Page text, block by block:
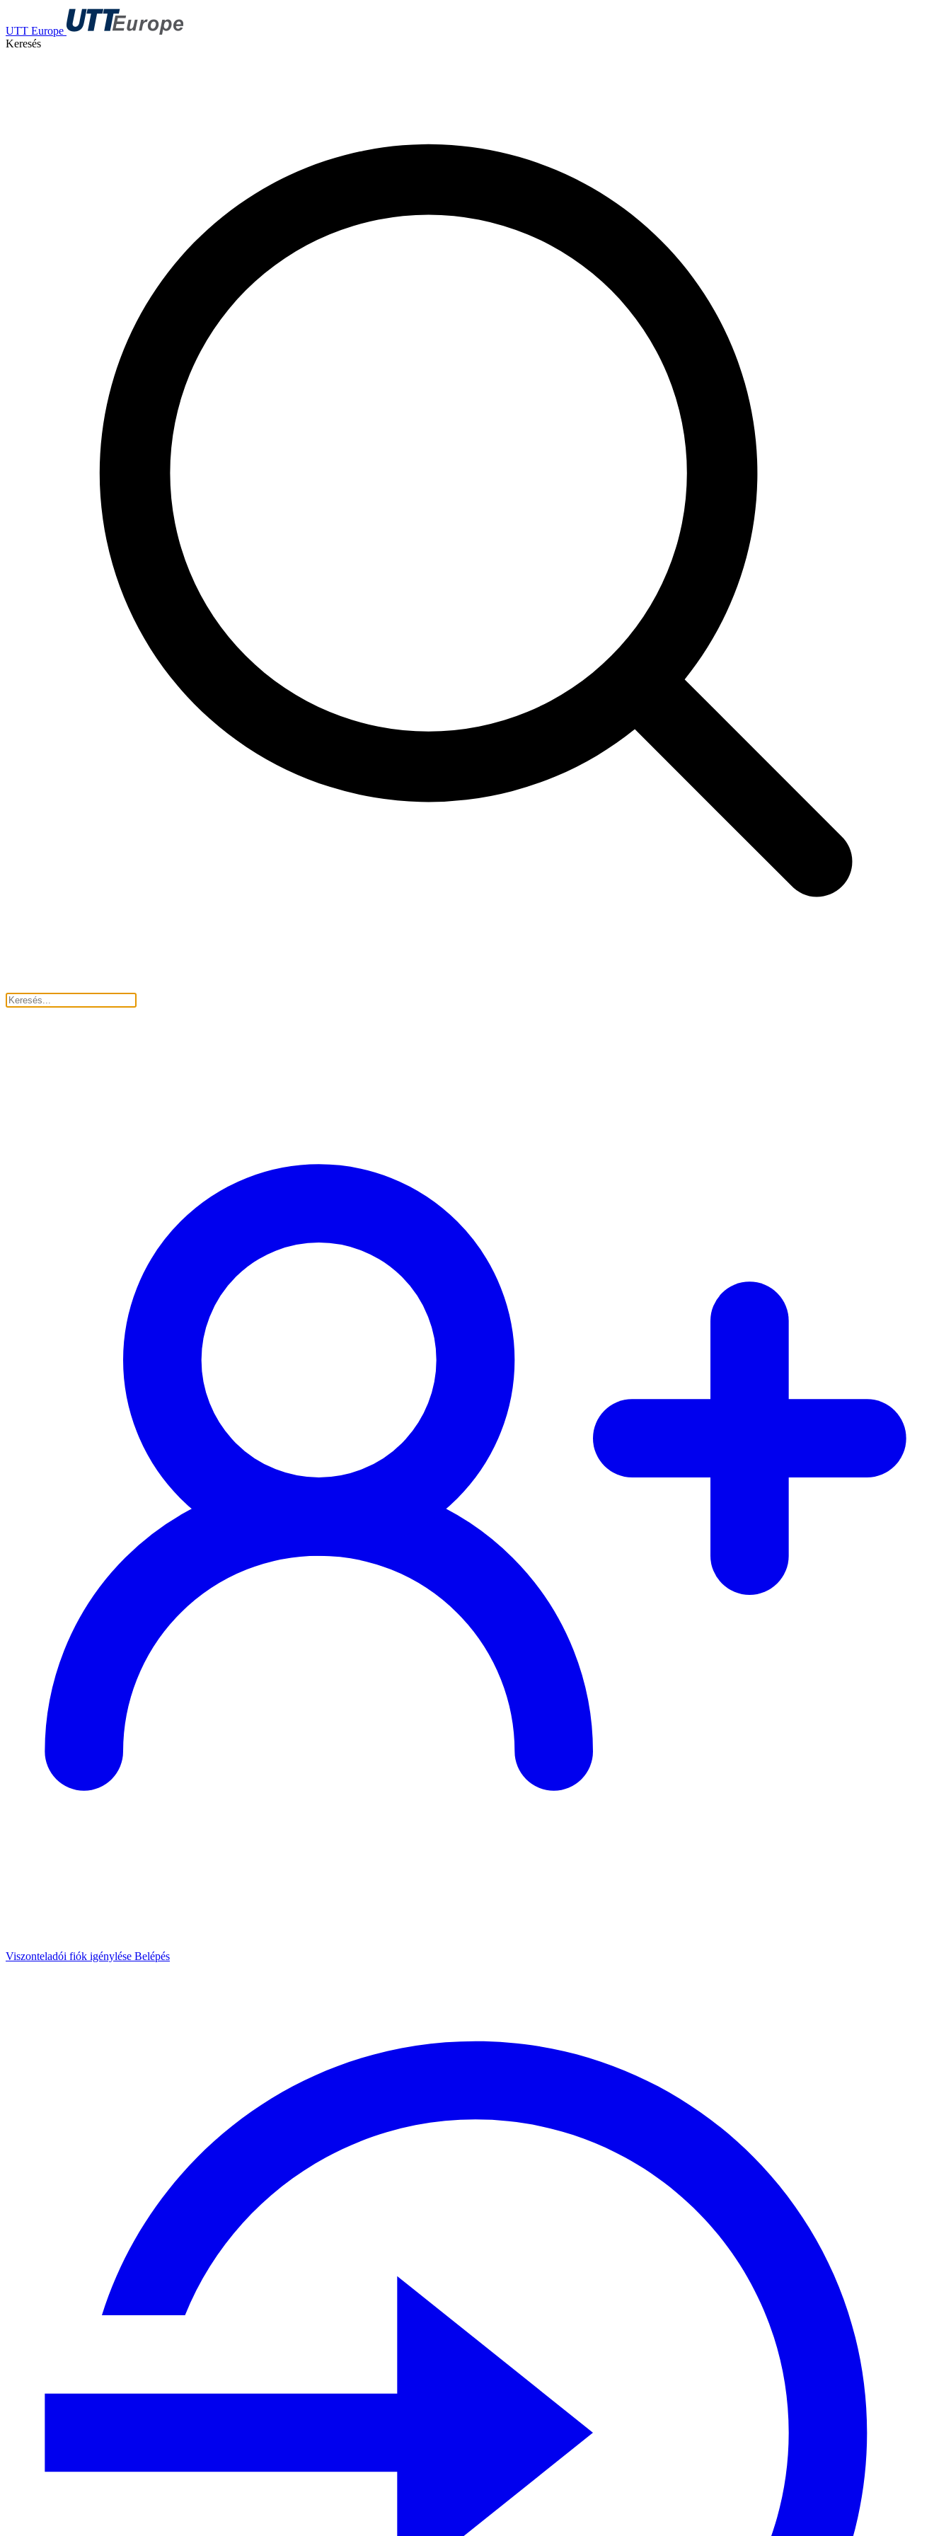
UTT Europe
Keresés
Viszonteladói fiók igénylése Belépés